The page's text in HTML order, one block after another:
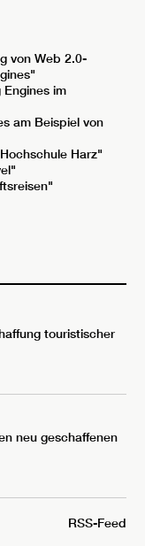
von Web 2.0-
im
am Beispiel von
Harz"
touristischer
neu geschaffenen
RSS-Feed